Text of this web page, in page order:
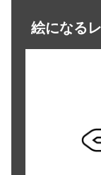
絵になる